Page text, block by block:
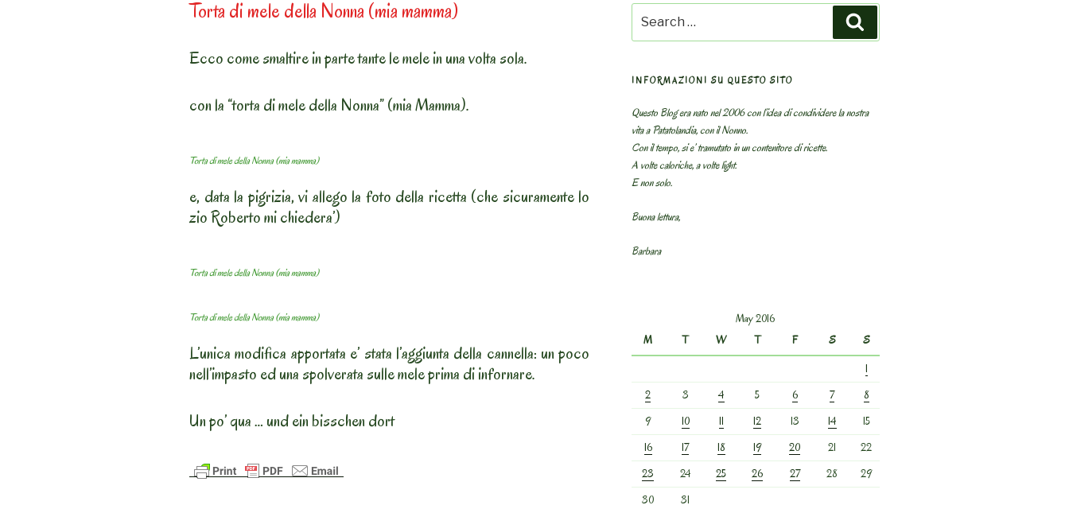
ON
Torta di mele della Nonna (mia mamma)
Ecco come smaltire in parte tante le mele in una volta sola.
con la “torta di mele della Nonna” (mia Mamma).
Torta di mele della Nonna (mia mamma)
e, data la pigrizia, vi allego la foto della ricetta (che sicuramente lo
zio Roberto mi chiedera’)
Torta di mele della Nonna (mia mamma)
Torta di mele della Nonna (mia mamma)
L’unica modifica apportata e’ stata l’aggiunta della cannella: un poco
nell’impasto ed una spolverata sulle mele prima di infornare.
Un po’ qua … und ein bisschen dort
for:
INFORMAZIONI SU QUESTO SITO
Questo Blog era nato nel 2006 con l’idea di condividere la nostra
vita a Patatolandia, con il Nonno.
Con il tempo, si e’ tramutato in un contenitore di ricette.
A volte caloriche, a volte light.
E non solo.
Buona lettura,
Barbara
May 2016
M
T W T F S
S
1
2
3 4 5 6 7
8
9
10 11 12 13 14
15
16
17 18 19 20 21
22
23
24 25 26 27 28
29
30
31